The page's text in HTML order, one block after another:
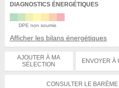
DIAGNOSTICS ÉNERGÉTIQUES
DPE non soumis
Afficher les bilans énergétiques
AJOUTER À MA
SÉLECTION
ENVOYER À
CONSULTER LE